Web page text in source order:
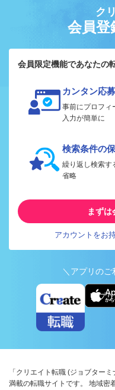
ク
会員登
会員限定機能であなたの
カンタン応募
事前にプロフィ
入力が簡単に
検索条件の
繰り返し検索す
省略
まずは
アカウントをお
＼アプリのご
アプ
「クリエイト転職 (ジョブター
満載の転職サイトです。 地域密